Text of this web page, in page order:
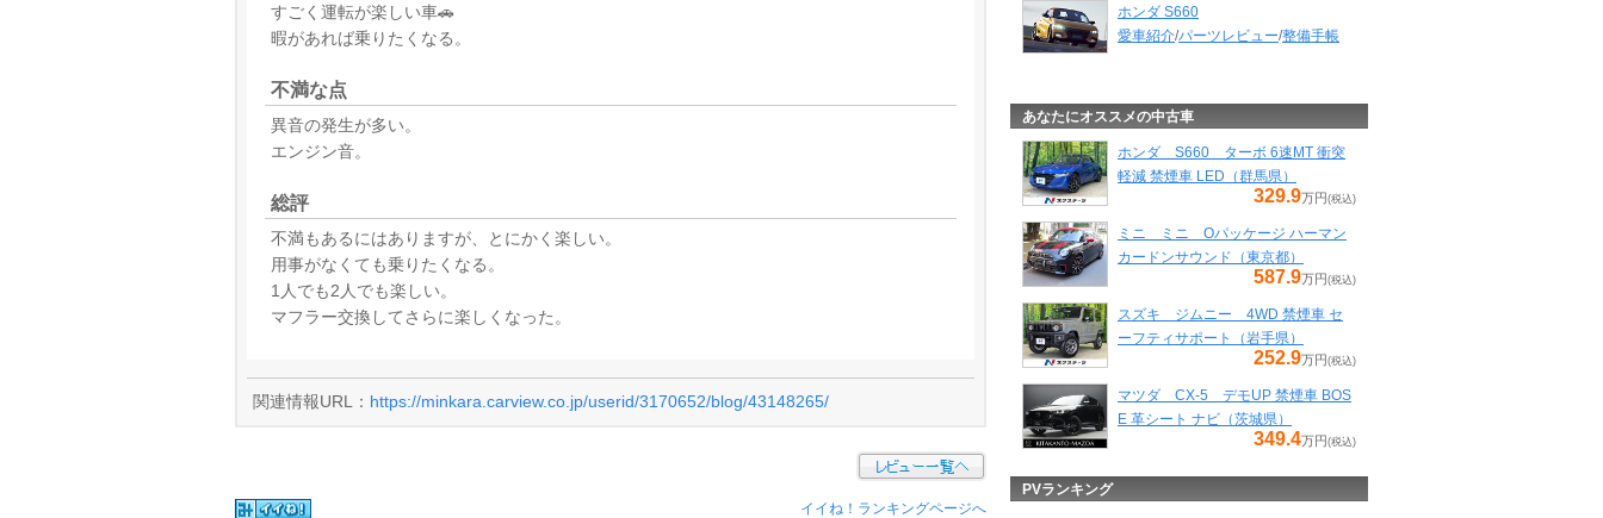
すごく運転が楽しい車🚗
暇があれば乗りたくなる。
不満な点
異音の発生が多い。
エンジン音。
総評
不満もあるにはありますが、とにかく楽しい。
用事がなくても乗りたくなる。
1人でも2人でも楽しい。
マフラー交換してさらに楽しくなった。
関連情報URL： https://minkara.carview.co.jp/userid/3170652/blog/43148265/
イイね！ランキングページへ
ホンダ S660
愛車紹介/パーツレビュー/整備手帳
あなたにオススメの中古車
ホンダ S660 ターボ 6速MT 衝突
軽減 禁煙車 LED（群馬県）
329.9万円 (税込)
ミニ ミニ Oパッケージ ハーマン
カードンサウンド（東京都）
587.9万円 (税込)
スズキ ジムニー 4WD 禁煙車 セ
ーフティサポート（岩手県）
252.9万円 (税込)
マツダ CX-5 デモUP 禁煙車 BOS
E 革シート ナビ（茨城県）
349.4万円 (税込)
PVランキング